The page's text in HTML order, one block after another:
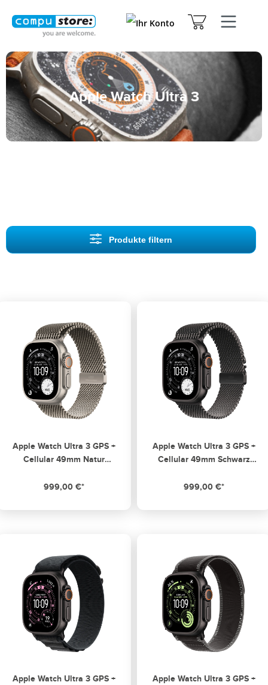
Apple Watch Ultra 3
Produkte filtern
Apple Watch Ultra 3 GPS +
Cellular 49mm Natur
Titanium Milanese Loop -
999,00 €*
Apple Watch Ultra 3 GPS +
Cellular 49mm Schwarz
schwarzem Titanium
999,00 €*
Apple Watch Ultra 3 GPS +
Apple Watch Ultra 3 GPS +